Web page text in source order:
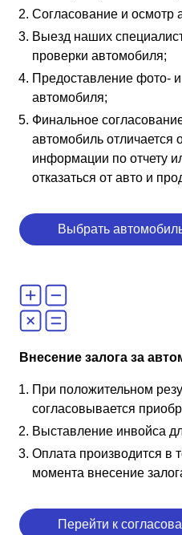
Согласование и осмотр
Выезд наших
проверки автомобиля;
Предоставление фото-
автомобиля;
Финальное
автомобиль отличается
информации по отчету
отказаться от авто и
Выбрать
Внесение залога за
При положительном
согласовывается
Выставление инвойса
Оплата производится в
момента внесение
Перейти к